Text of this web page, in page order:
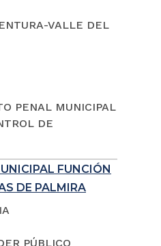
VALLE DEL
PENAL MUNICIPAL
DE
FUNCIÓN
DE PALMIRA
PÚBLICO